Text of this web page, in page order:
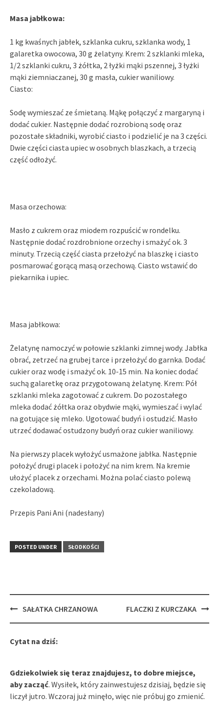
Masa jabłkowa:
1 kg kwaśnych jabłek, szklanka cukru, szklanka wody, 1
galaretka owocowa, 30 g żelatyny. Krem: 2 szklanki mleka,
1/2 szklanki cukru, 3 żółtka, 2 łyżki mąki pszennej, 3 łyżki
mąki ziemniaczanej, 30 g masła, cukier waniliowy.
Ciasto:
Sodę wymieszać ze śmietaną. Mąkę połączyć z margaryną i
dodać cukier. Następnie dodać rozrobioną sodę oraz
pozostałe składniki, wyrobić ciasto i podzielić je na 3 części.
Dwie części ciasta upiec w osobnych blaszkach, a trzecią
część odłożyć.
Masa orzechowa:
Masło z cukrem oraz miodem rozpuścić w rondelku.
Następnie dodać rozdrobnione orzechy i smażyć ok. 3
minuty. Trzecią część ciasta przełożyć na blaszkę i ciasto
posmarować gorącą masą orzechową. Ciasto wstawić do
piekarnika i upiec.
Masa jabłkowa:
Żelatynę namoczyć w połowie szklanki zimnej wody. Jabłka
obrać, zetrzeć na grubej tarce i przełożyć do garnka. Dodać
cukier oraz wodę i smażyć ok. 10-15 min. Na koniec dodać
suchą galaretkę oraz przygotowaną żelatynę. Krem: Pół
szklanki mleka zagotować z cukrem. Do pozostałego
mleka dodać żółtka oraz obydwie mąki, wymieszać i wylać
na gotujące się mleko. Ugotować budyń i ostudzić. Masło
utrzeć dodawać ostudzony budyń oraz cukier waniliowy.
Na pierwszy placek wyłożyć usmażone jabłka. Następnie
położyć drugi placek i położyć na nim krem. Na kremie
ułożyć placek z orzechami. Można polać ciasto polewą
czekoladową.
Przepis Pani Ani (nadesłany)
POSTED UNDER SŁODKOŚCI
PostSAŁATKA CHRZANOWA FLACZKI Z KURCZAKA
Cytat na dziś:
Gdziekolwiek się teraz znajdujesz, to dobre miejsce,
aby zacząć. Wysiłek, który zainwestujesz dzisiaj, będzie się
liczył jutro. Wczoraj już minęło, więc nie próbuj go zmienić.